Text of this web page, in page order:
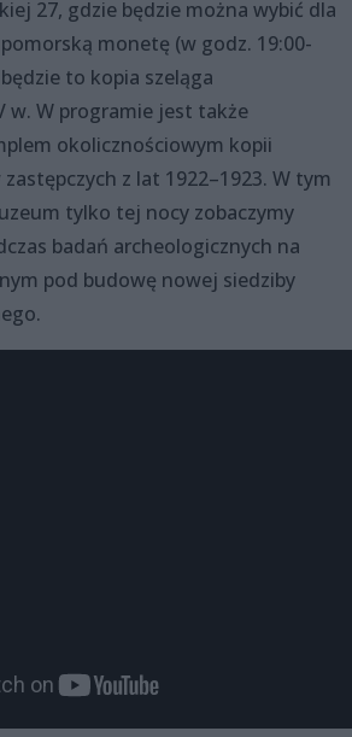
27, gdzie będzie można wybić dla
monetę (w godz. 19:00-
to kopia szeląga
w. W programie jest także
okolicznościowym kopii
z lat 1922–1923. W tym
tylko tej nocy zobaczymy
badań archeologicznych na
pod budowę nowej siedziby